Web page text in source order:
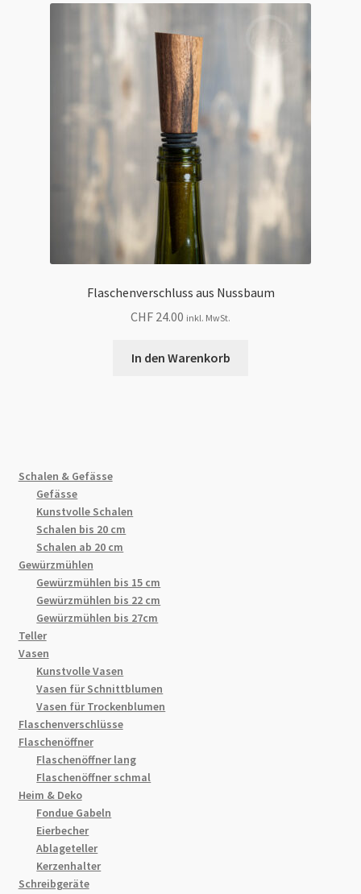
Flaschenverschluss aus Nussbaum
CHF 24.00 inkl. MwSt.
In den Warenkorb
Schalen & Gefässe
Gefässe
Kunstvolle Schalen
Schalen bis 20 cm
Schalen ab 20 cm
Gewürzmühlen
Gewürzmühlen bis 15 cm
Gewürzmühlen bis 22 cm
Gewürzmühlen bis 27cm
Teller
Vasen
Kunstvolle Vasen
Vasen für Schnittblumen
Vasen für Trockenblumen
Flaschenverschlüsse
Flaschenöffner
Flaschenöffner lang
Flaschenöffner schmal
Heim & Deko
Fondue Gabeln
Eierbecher
Ablageteller
Kerzenhalter
Schreibgeräte